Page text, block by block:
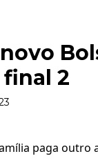
final 2
paga outro